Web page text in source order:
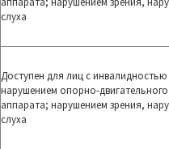
слуха
Доступен для лиц с инвалидностью
нарушением опорно-двигательного
аппарата; нарушением зрения,
слуха